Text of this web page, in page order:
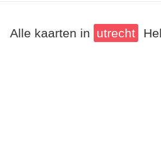
Alle kaarten in utrecht